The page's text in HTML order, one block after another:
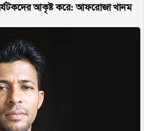
আকৃষ্ট করে: আফরোজা খানম